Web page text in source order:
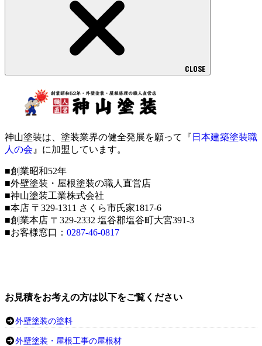
CLOSE
神山塗装は、塗装業界の健全発展を願って『 日本建築塗装職
人の会 』に加盟しています。
■創業昭和52年
■外壁塗装・屋根塗装の職人直営店
■神山塗装工業株式会社
■本店 〒329-1311 さくら市氏家1817-6
■創業本店 〒329-2332 塩谷郡塩谷町大宮391-3
■お客様窓口： 0287-46-0817
お見積をお考えの方は以下をご覧ください
外壁塗装の塗料
外壁塗装・屋根工事の屋根材